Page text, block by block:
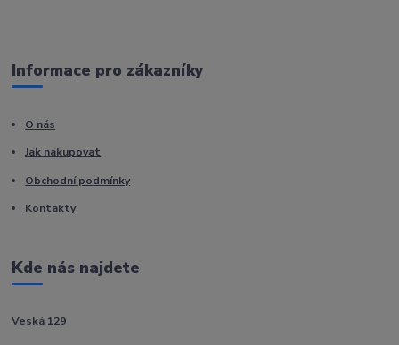
Informace pro zákazníky
O nás
Jak nakupovat
Obchodní podmínky
Kontakty
Kde nás najdete
Veská 129